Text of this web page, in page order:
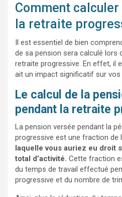
Comment
la retraite
Il est essentiel de bien
de sa pension sera calculé lors
retraite progressive. En effet, il
ait un impact significatif sur
Le calcul de la
pendant la retraite
La pension versée pendant la
progressive est une fraction de
laquelle vous auriez eu droit
total d’activité. Cette fraction
du temps de travail effectué
progressive et du nombre de